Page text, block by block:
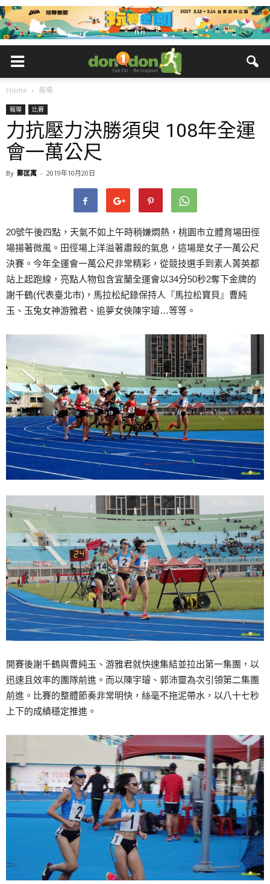
Home 報導
報導 比賽
力抗壓力決勝須臾 108年全運
會一萬公尺
By 鄭匡寓 - 2019年10月20日
20號午後四點，天氣不如上午時稍嫌燜熱，桃園市立體育場田徑
場揚著微風。田徑場上洋溢著肅殺的氣息，這場是女子一萬公尺
決賽。今年全運會一萬公尺非常精彩，從競技選手到素人菁英都
站上起跑線，亮點人物包含宜蘭全運會以34分50秒2奪下金牌的
謝千鶴(代表臺北市)，馬拉松紀錄保持人『馬拉松寶貝』曹純
玉、玉兔女神游雅君、追夢女俠陳宇璿…等等。
開賽後謝千鶴與曹純玉、游雅君就快速集結並拉出第一集團，以
迅速且效率的團隊前進。而以陳宇璿、郭沛靈為次引領第二集團
前進。比賽的整體節奏非常明快，絲毫不拖泥帶水，以八十七秒
上下的成績穩定推進。